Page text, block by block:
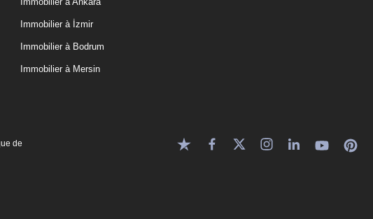
Immobilier à İzmir
Immobilier à Bodrum
Immobilier à Mersin
de